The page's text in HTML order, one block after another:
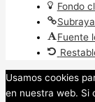
Fondo
Fuente
Usamos cookies
en nuestra web. Si